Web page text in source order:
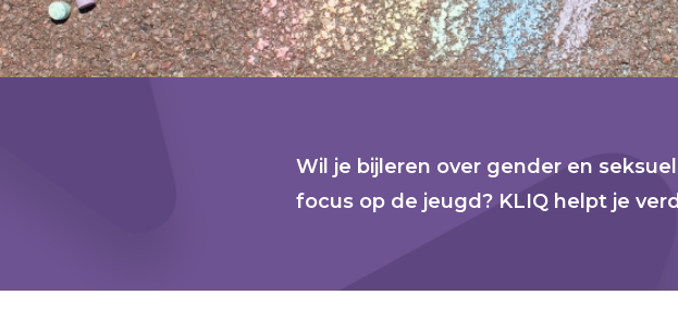
Wil je bijleren over gender en
focus op de jeugd? KLIQ helpt je